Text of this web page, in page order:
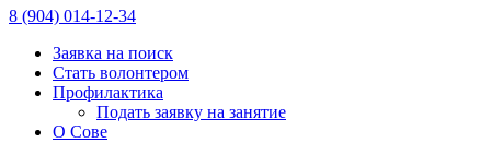
8 (904) 014-12-34
Заявка на поиск
Стать волонтером
Профилактика
Подать заявку на занятие
О Сове